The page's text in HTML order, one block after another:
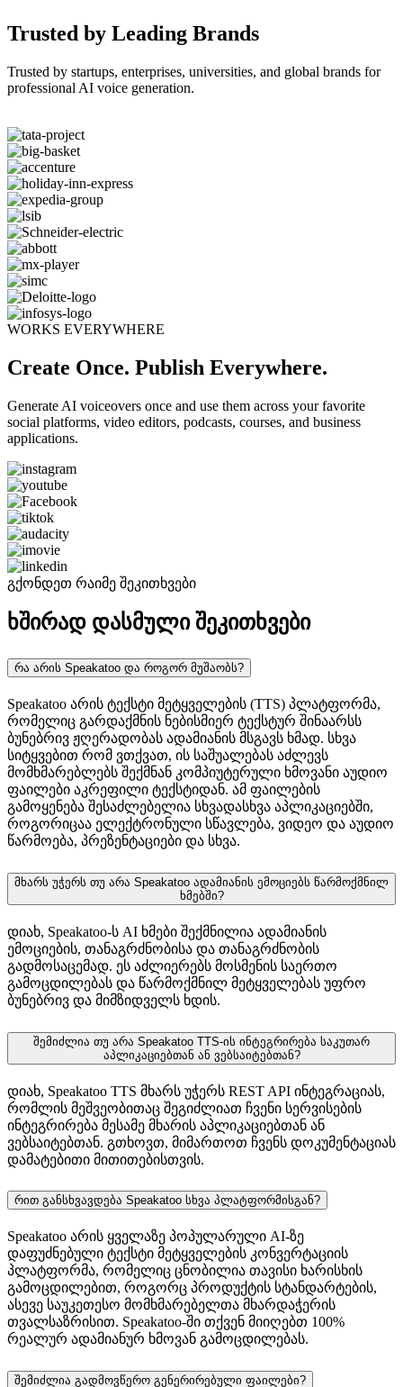
Trusted by Leading Brands
Trusted by startups, enterprises, universities, and global brands for
professional AI voice generation.
WORKS EVERYWHERE
Create Once. Publish Everywhere.
Generate AI voiceovers once and use them across your favorite
social platforms, video editors, podcasts, courses, and business
applications.
გქონდეთ რაიმე შეკითხვები
ხშირად დასმული შეკითხვები
რა არის Speakatoo და როგორ მუშაობს?
Speakatoo არის ტექსტი მეტყველების (TTS) პლატფორმა,
რომელიც გარდაქმნის ნებისმიერ ტექსტურ შინაარსს
ბუნებრივ ჟღერადობას ადამიანის მსგავს ხმად. სხვა
სიტყვებით რომ ვთქვათ, ის საშუალებას აძლევს
მომხმარებლებს შექმნან კომპიუტერული ხმოვანი აუდიო
ფაილები აკრეფილი ტექსტიდან. ამ ფაილების
გამოყენება შესაძლებელია სხვადასხვა აპლიკაციებში,
როგორიცაა ელექტრონული სწავლება, ვიდეო და აუდიო
წარმოება, პრეზენტაციები და სხვა.
მხარს უჭერს თუ არა Speakatoo ადამიანის ემოციებს წარმოქმნილ
ხმებში?
დიახ, Speakatoo-ს AI ხმები შექმნილია ადამიანის
ემოციების, თანაგრძნობისა და თანაგრძნობის
გადმოსაცემად. ეს აძლიერებს მოსმენის საერთო
გამოცდილებას და წარმოქმნილ მეტყველებას უფრო
ბუნებრივ და მიმზიდველს ხდის.
შემიძლია თუ არა Speakatoo TTS-ის ინტეგრირება საკუთარ
აპლიკაციებთან ან ვებსაიტებთან?
დიახ, Speakatoo TTS მხარს უჭერს REST API ინტეგრაციას,
რომლის მეშვეობითაც შეგიძლიათ ჩვენი სერვისების
ინტეგრირება მესამე მხარის აპლიკაციებთან ან
ვებსაიტებთან. გთხოვთ, მიმართოთ ჩვენს დოკუმენტაციას
დამატებითი მითითებისთვის.
რით განსხვავდება Speakatoo სხვა პლატფორმისგან?
Speakatoo არის ყველაზე პოპულარული AI-ზე
დაფუძნებული ტექსტი მეტყველების კონვერტაციის
პლატფორმა, რომელიც ცნობილია თავისი ხარისხის
გამოცდილებით, როგორც პროდუქტის სტანდარტების,
ასევე საუკეთესო მომხმარებელთა მხარდაჭერის
თვალსაზრისით. Speakatoo-ში თქვენ მიიღებთ 100%
რეალურ ადამიანურ ხმოვან გამოცდილებას.
შემიძლია გადმოვწერო გენერირებული ფაილები?